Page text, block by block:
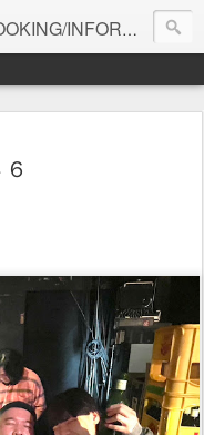
INFORMATION info@loolowningen.com